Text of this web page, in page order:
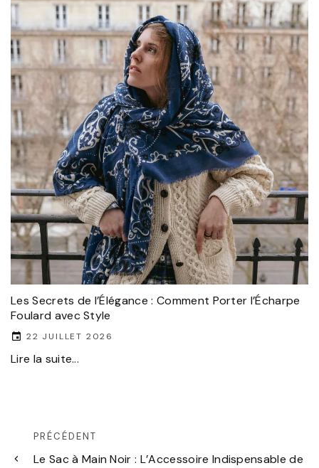
Les Secrets de l’Élégance : Comment Porter l’Écharpe
Foulard avec Style
22 JUILLET 2026
Lire la suite...
PRÉCÉDENT
Le Sac à Main Noir : L’Accessoire Indispensable de